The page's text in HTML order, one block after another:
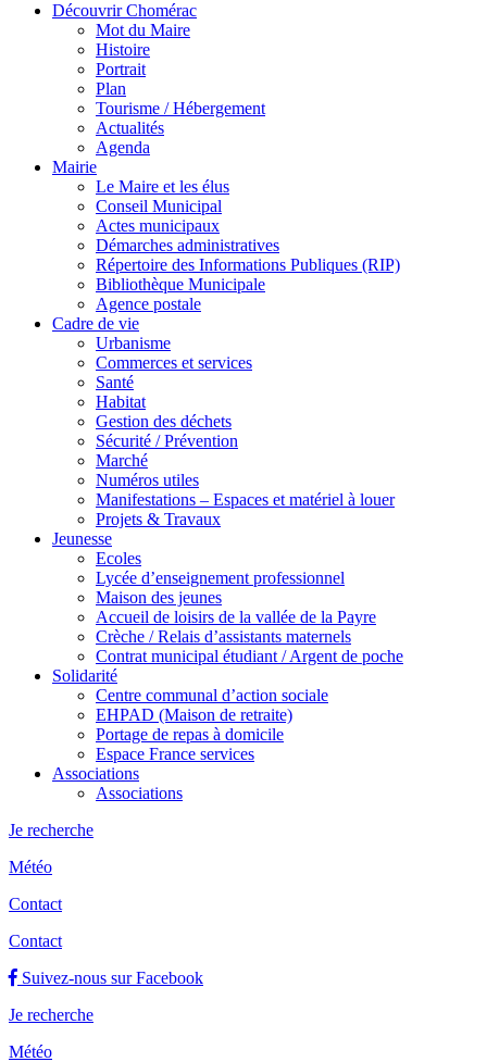
Découvrir Chomérac
Mot du Maire
Histoire
Portrait
Plan
Tourisme / Hébergement
Actualités
Agenda
Mairie
Le Maire et les élus
Conseil Municipal
Actes municipaux
Démarches administratives
Répertoire des Informations Publiques (RIP)
Bibliothèque Municipale
Agence postale
Cadre de vie
Urbanisme
Commerces et services
Santé
Habitat
Gestion des déchets
Sécurité / Prévention
Marché
Numéros utiles
Manifestations – Espaces et matériel à louer
Projets & Travaux
Jeunesse
Ecoles
Lycée d’enseignement professionnel
Maison des jeunes
Accueil de loisirs de la vallée de la Payre
Crèche / Relais d’assistants maternels
Contrat municipal étudiant / Argent de poche
Solidarité
Centre communal d’action sociale
EHPAD (Maison de retraite)
Portage de repas à domicile
Espace France services
Associations
Associations
Je recherche
Météo
Contact
Contact
Suivez-nous sur Facebook
Je recherche
Météo